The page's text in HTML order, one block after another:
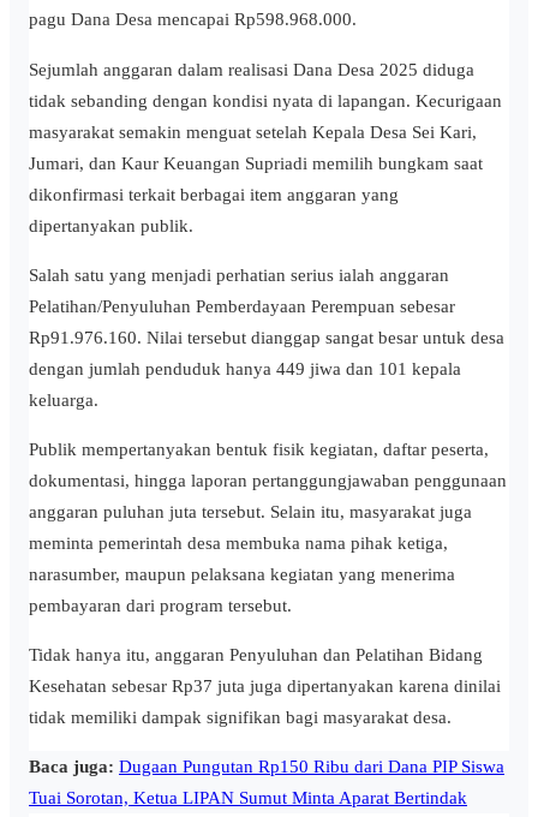
pagu Dana Desa mencapai Rp598.968.000.
Sejumlah anggaran dalam realisasi Dana Desa 2025 diduga
tidak sebanding dengan kondisi nyata di lapangan. Kecurigaan
masyarakat semakin menguat setelah Kepala Desa Sei Kari,
Jumari, dan Kaur Keuangan Supriadi memilih bungkam saat
dikonfirmasi terkait berbagai item anggaran yang
dipertanyakan publik.
Salah satu yang menjadi perhatian serius ialah anggaran
Pelatihan/Penyuluhan Pemberdayaan Perempuan sebesar
Rp91.976.160. Nilai tersebut dianggap sangat besar untuk desa
dengan jumlah penduduk hanya 449 jiwa dan 101 kepala
keluarga.
Publik mempertanyakan bentuk fisik kegiatan, daftar peserta,
dokumentasi, hingga laporan pertanggungjawaban penggunaan
anggaran puluhan juta tersebut. Selain itu, masyarakat juga
meminta pemerintah desa membuka nama pihak ketiga,
narasumber, maupun pelaksana kegiatan yang menerima
pembayaran dari program tersebut.
Tidak hanya itu, anggaran Penyuluhan dan Pelatihan Bidang
Kesehatan sebesar Rp37 juta juga dipertanyakan karena dinilai
tidak memiliki dampak signifikan bagi masyarakat desa.
Baca juga: Dugaan Pungutan Rp150 Ribu dari Dana PIP Siswa
Tuai Sorotan, Ketua LIPAN Sumut Minta Aparat Bertindak